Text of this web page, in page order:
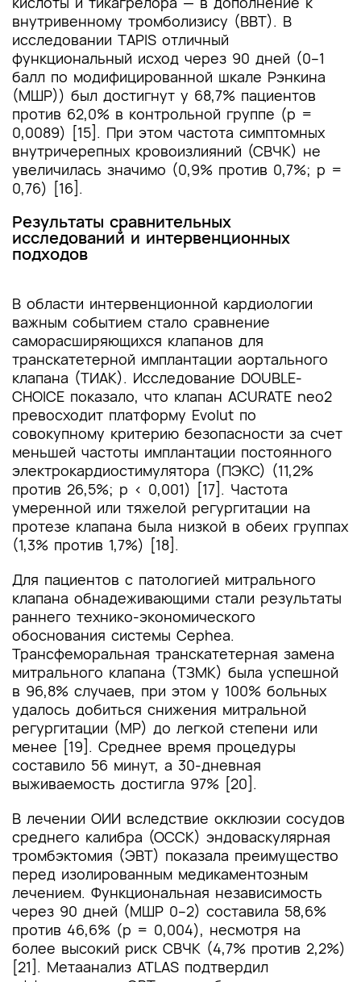
внутривенному тромболизису (ВВТ). В
исследовании TAPIS отличный
функциональный исход через 90 дней (0–1
балл по модифицированной шкале Рэнкина
(МШР)) был достигнут у 68,7% пациентов
против 62,0% в контрольной группе (p =
0,0089) [15]. При этом частота симптомных
внутричерепных кровоизлияний (СВЧК) не
увеличилась значимо (0,9% против 0,7%; p =
0,76) [16].
Результаты сравнительных
исследований и интервенционных
подходов
В области интервенционной кардиологии
важным событием стало сравнение
саморасширяющихся клапанов для
транскатетерной имплантации аортального
клапана (ТИАК). Исследование DOUBLE-
CHOICE показало, что клапан ACURATE neo2
превосходит платформу Evolut по
совокупному критерию безопасности за счет
меньшей частоты имплантации постоянного
электрокардиостимулятора (ПЭКС) (11,2%
против 26,5%; p < 0,001) [17]. Частота
умеренной или тяжелой регургитации на
протезе клапана была низкой в обеих группах
(1,3% против 1,7%) [18].
Для пациентов с патологией митрального
клапана обнадеживающими стали результаты
раннего технико-экономического
обоснования системы Cephea.
Трансфеморальная транскатетерная замена
митрального клапана (ТЗМК) была успешной
в 96,8% случаев, при этом у 100% больных
удалось добиться снижения митральной
регургитации (МР) до легкой степени или
менее [19]. Среднее время процедуры
составило 56 минут, а 30-дневная
выживаемость достигла 97% [20].
В лечении ОИИ вследствие окклюзии сосудов
среднего калибра (ОССК) эндоваскулярная
тромбэктомия (ЭВТ) показала преимущество
перед изолированным медикаментозным
лечением. Функциональная независимость
через 90 дней (МШР 0–2) составила 58,6%
против 46,6% (p = 0,004), несмотря на
более высокий риск СВЧК (4,7% против 2,2%)
[21]. Метаанализ ATLAS подтвердил